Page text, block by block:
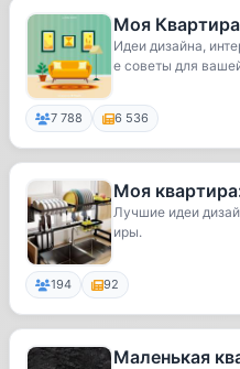
Моя
Идеи дизайна,
е советы для
7 788 6 536
Моя
Лучшие идеи
иры.
194 92
Маленькая